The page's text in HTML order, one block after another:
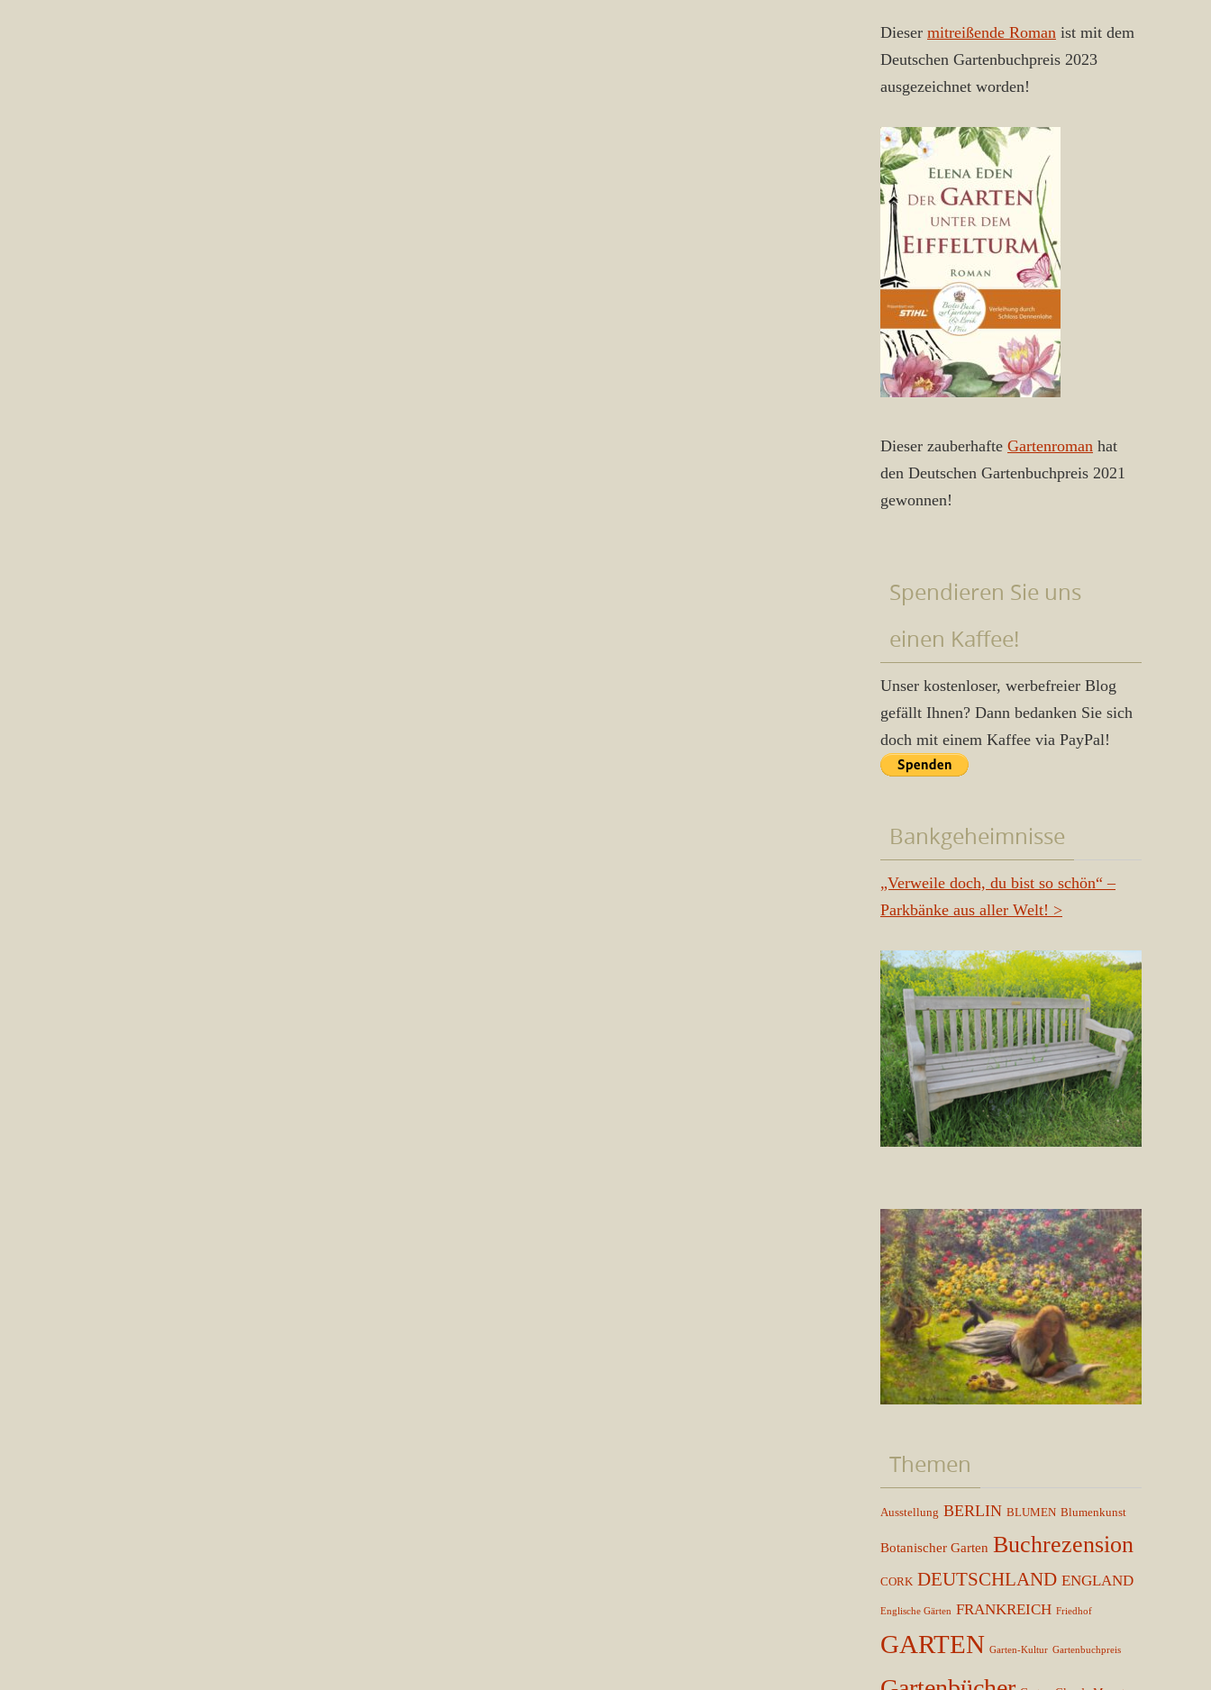
Dieser mitreißende Roman ist mit dem
Deutschen Gartenbuchpreis 2023
ausgezeichnet worden!
Dieser zauberhafte Gartenroman hat
den Deutschen Gartenbuchpreis 2021
gewonnen!
Spendieren Sie uns
einen Kaffee!
Unser kostenloser, werbefreier Blog
gefällt Ihnen? Dann bedanken Sie sich
doch mit einem Kaffee via PayPal!
Bankgeheimnisse
„Verweile doch, du bist so schön“ –
Parkbänke aus aller Welt! >
Themen
Ausstellung BERLIN BLUMEN Blumenkunst
Botanischer Garten Buchrezension
CORK DEUTSCHLAND ENGLAND
Englische Gärten FRANKREICH Friedhof
GARTEN Garten-Kultur Gartenbuchpreis